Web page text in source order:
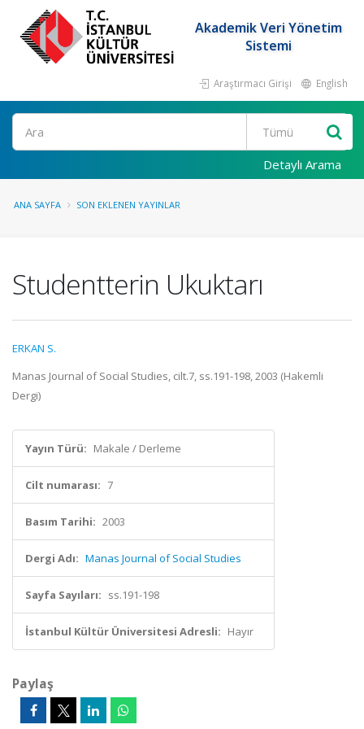
Akademik Veri Yönetim
Sistemi
Araştırmacı Girişi English
Ara
Detaylı Arama
ANA SAYFA SON EKLENEN YAYINLAR
Studentterin Ukuktarı
ERKAN S.
Manas Journal of Social Studies, cilt.7, ss.191-198, 2003 (Hakemli
Dergi)
Yayın Türü: Makale / Derleme
Cilt numarası: 7
Basım Tarihi: 2003
Dergi Adı: Manas Journal of Social Studies
Sayfa Sayıları: ss.191-198
İstanbul Kültür Üniversitesi Adresli: Hayır
Paylaş